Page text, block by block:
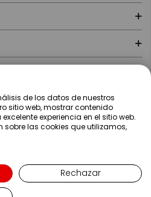
de los datos de nuestros
sitio web, mostrar contenido
experiencia en el sitio web.
las cookies que utilizamos,
Rechazar